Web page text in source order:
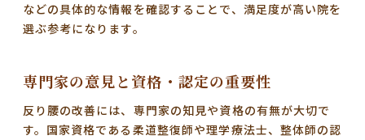
などの具体的な情報を確認することで、満足度が高い院を
選ぶ参考になります。
専門家の意見と資格・認定の重要性
反り腰の改善には、 専門家の知見や資格の有無が大切で
す。国家資格である柔道整復師や理学療法士、整体師の認